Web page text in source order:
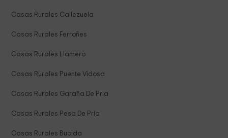
Casas Rurales Callezuela
Casas Rurales Ferroñes
Casas Rurales Llamero
Casas Rurales Puente Vidosa
Casas Rurales Garaña De Pria
Casas Rurales Pesa De Pria
Casas Rurales Bucida